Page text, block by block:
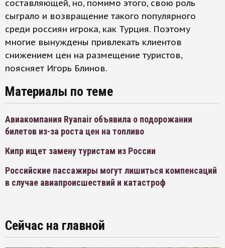
составляющей, но, помимо этого, свою роль
сыграло и возвращение такого популярного
среди россиян игрока, как Турция. Поэтому
многие вынуждены привлекать клиентов
снижением цен на размещение туристов,
поясняет Игорь Блинов.
Материалы по теме
Авиакомпания Ryanair объявила о подорожании
билетов из-за роста цен на топливо
Кипр ищет замену туристам из России
Российские пассажиры могут лишиться компенсаций
в случае авиапроисшествий и катастроф
Сейчас на главной